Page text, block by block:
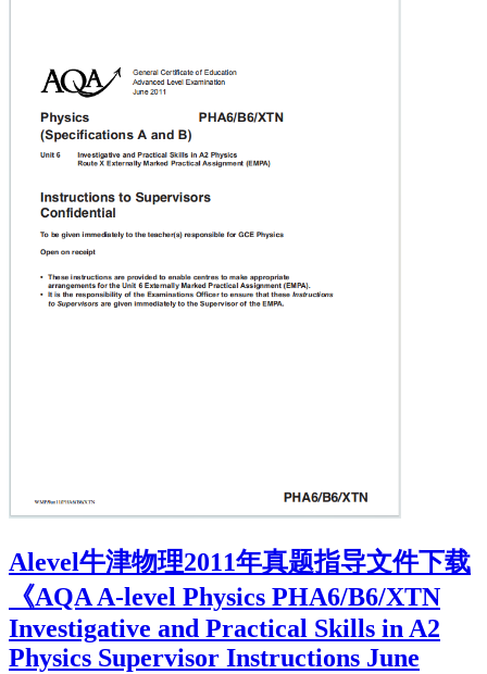
Alevel牛津物理2011年真题指导文件下载
《AQA A-level Physics PHA6/B6/XTN
Investigative and Practical Skills in A2
Physics Supervisor Instructions June